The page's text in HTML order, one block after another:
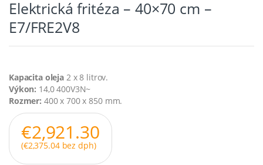
Elektrická fritéza – 40×70 cm –
E7/FRE2V8
Kapacita oleja 2 x 8 litrov.
Výkon: 14,0 400V3N~
Rozmer: 400 x 700 x 850 mm.
€2,921.30
(€2,375.04bez dph)